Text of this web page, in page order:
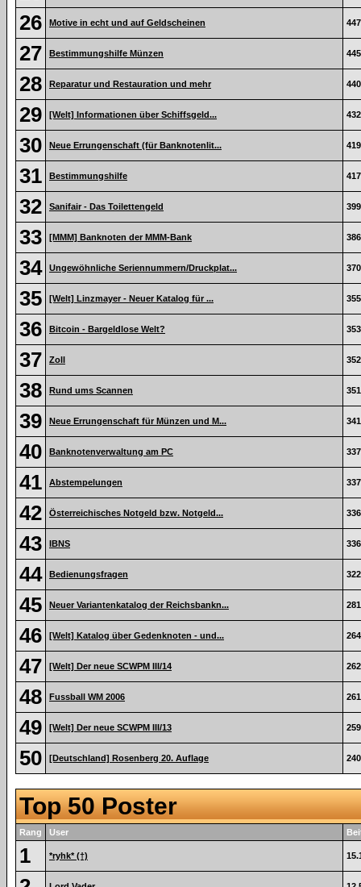
26 Motive in echt und auf Geldscheinen
27 Bestimmungshilfe Münzen
28 Reparatur und Restauration und mehr
29 [Welt] Informationen über Schiffsgeld...
30 Neue Errungenschaft (für Banknotenlit...
31 Bestimmungshilfe
32 Sanifair - Das Toilettengeld
33 [MMM] Banknoten der MMM-Bank
34 Ungewöhnliche Seriennummern/Druckplat...
35 [Welt] Linzmayer - Neuer Katalog für ...
36 Bitcoin - Bargeldlose Welt?
37 Zoll
38 Rund ums Scannen
39 Neue Errungenschaft für Münzen und M...
40 Banknotenverwaltung am PC
41 Abstempelungen
42 Österreichisches Notgeld bzw. Notgeld...
43 IBNS
44 Bedienungsfragen
45 Neuer Variantenkatalog der Reichsbankn...
46 [Welt] Katalog über Gedenknoten - und...
47 [Welt] Der neue SCWPM III/14
48 Fussball WM 2006
49 [Welt] Der neue SCWPM III/13
50 [Deutschland] Rosenberg 20. Auflage
Top 50 Poster
Rang User
1 *ryhk* (†)